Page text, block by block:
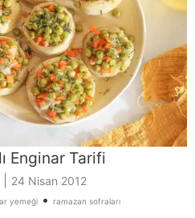
Enginar Tarifi
24 Nisan 2012
yemeği• ramazan sofraları